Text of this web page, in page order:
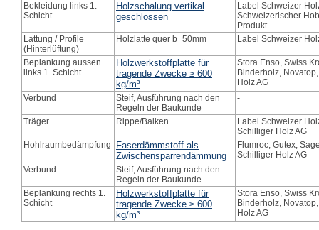
Bekleidung links 1.
Schicht
Holzschalung vertikal
geschlossen
Label Schweizer
Schweizerischer
Produkt
Lattung / Profile
(Hinterlüftung)
Holzlatte quer b=50mm Label Schweizer
Beplankung aussen
links 1. Schicht
Holzwerkstoffplatte für
tragende Zwecke ≥ 600
kg/m³
Stora Enso, Swiss
Binderholz,
Holz AG
Verbund
Steif, Ausführung nach den
Regeln der Baukunde
-
Träger Rippe/Balken
Label Schweizer
Schilliger Holz AG
Hohlraumbedämpfung
Faserdämmstoff als
Zwischensparrendämmung
Flumroc, Gutex,
Schilliger Holz AG
Verbund
Steif, Ausführung nach den
Regeln der Baukunde
-
Beplankung rechts 1.
Schicht
Holzwerkstoffplatte für
tragende Zwecke ≥ 600
kg/m³
Stora Enso, Swiss
Binderholz,
Holz AG